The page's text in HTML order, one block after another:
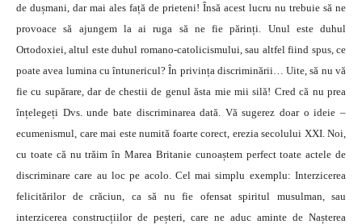
de dușmani, dar mai ales față de prieteni! Însă acest lucru nu trebuie să ne
provoace să ajungem la ai ruga să ne fie părinți. Unul este duhul
Ortodoxiei, altul este duhul romano-catolicismului, sau altfel fiind spus, ce
poate avea lumina cu întunericul? În privința discriminării… Uite, să nu vă
fie cu supărare, dar de chestii de genul ăsta mie mii silă! Cred că nu prea
înțelegeți Dvs. unde bate discriminarea dată. Vă sugerez doar o ideie –
ecumenismul, care mai este numită foarte corect, erezia secolului XXI. Noi,
cu toate că nu trăim în Marea Britanie cunoaștem perfect toate actele de
discriminare care au loc pe acolo. Cel mai simplu exemplu: Interzicerea
felicitărilor de crăciun, ca să nu fie ofensat spiritul musulman, sau
interzicerea construcțiilor de peșteri, care ne aduc aminte de Nașterea